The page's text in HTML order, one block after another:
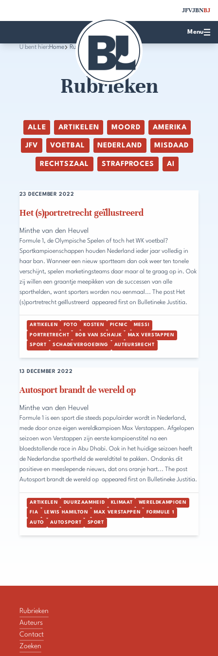
JFVJBNBJ
Menu
U bent hier:Home Rubrieken
Rubrieken
ALLE ARTIKELEN MOORD AMERIKA
JFV VOETBAL NEDERLAND MISDAAD
RECHTSZAAL STRAFPROCES AI
Het (s)portretrecht geïllustreerd
23 DECEMBER 2022
Minthe van den Heuvel
Formule 1, de Olympische Spelen of toch het WK voetbal?
Sportkampioenschappen houden Nederland ieder jaar volledig in
haar ban. Wanneer een nieuw sportteam dan ook weer ten tonele
verschijnt, spelen marketingsteams daar maar al te graag op in. Ook
zij willen een graantje meepikken van de successen van alle
sporthelden, want sporters worden nou eenmaal... The post Het
(s)portretrecht geïllustreerd appeared first on Bulletineke Justitia.
ARTIKELEN FOTO KOSTEN PICNIC MESSI
PORTRETRECHT BOB VAN SCHAIJK MAX VERSTAPPEN
SPORT SCHADEVERGOEDING AUTEURSRECHT
Autosport brandt de wereld op
13 DECEMBER 2022
Minthe van den Heuvel
Formule 1 is een sport die steeds populairder wordt in Nederland,
mede door onze eigen wereldkampioen Max Verstappen. Afgelopen
seizoen won Verstappen zijn eerste kampioenstitel na een
bloedstollende race in Abu Dhabi. Ook in het huidige seizoen heeft
de Nederlandse sportheld de wereldtitel te pakken. Ondanks dit
positieve en meeslepende nieuws, dat ons oranje hart... The post
Autosport brandt de wereld op appeared first on Bulletineke Justitia.
ARTIKELEN DUURZAAMHEID KLIMAAT WERELDKAMPIOEN
FIA LEWIS HAMILTON MAX VERSTAPPEN FORMULE 1
AUTO AUTOSPORT SPORT
Rubrieken
Auteurs
Contact
Zoeken